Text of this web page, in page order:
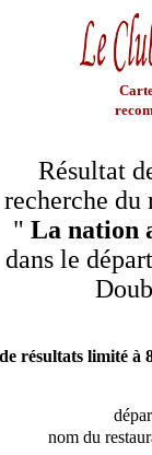
Résultat
recherche du
" La nation
dans le
résultats limité à
nom du